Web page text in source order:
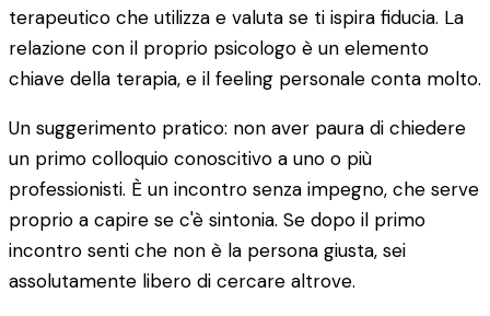
terapeutico che utilizza e valuta se ti ispira fiducia. La
relazione con il proprio psicologo è un elemento
chiave della terapia, e il feeling personale conta molto.
Un suggerimento pratico: non aver paura di chiedere
un primo colloquio conoscitivo a uno o più
professionisti. È un incontro senza impegno, che serve
proprio a capire se c'è sintonia. Se dopo il primo
incontro senti che non è la persona giusta, sei
assolutamente libero di cercare altrove.